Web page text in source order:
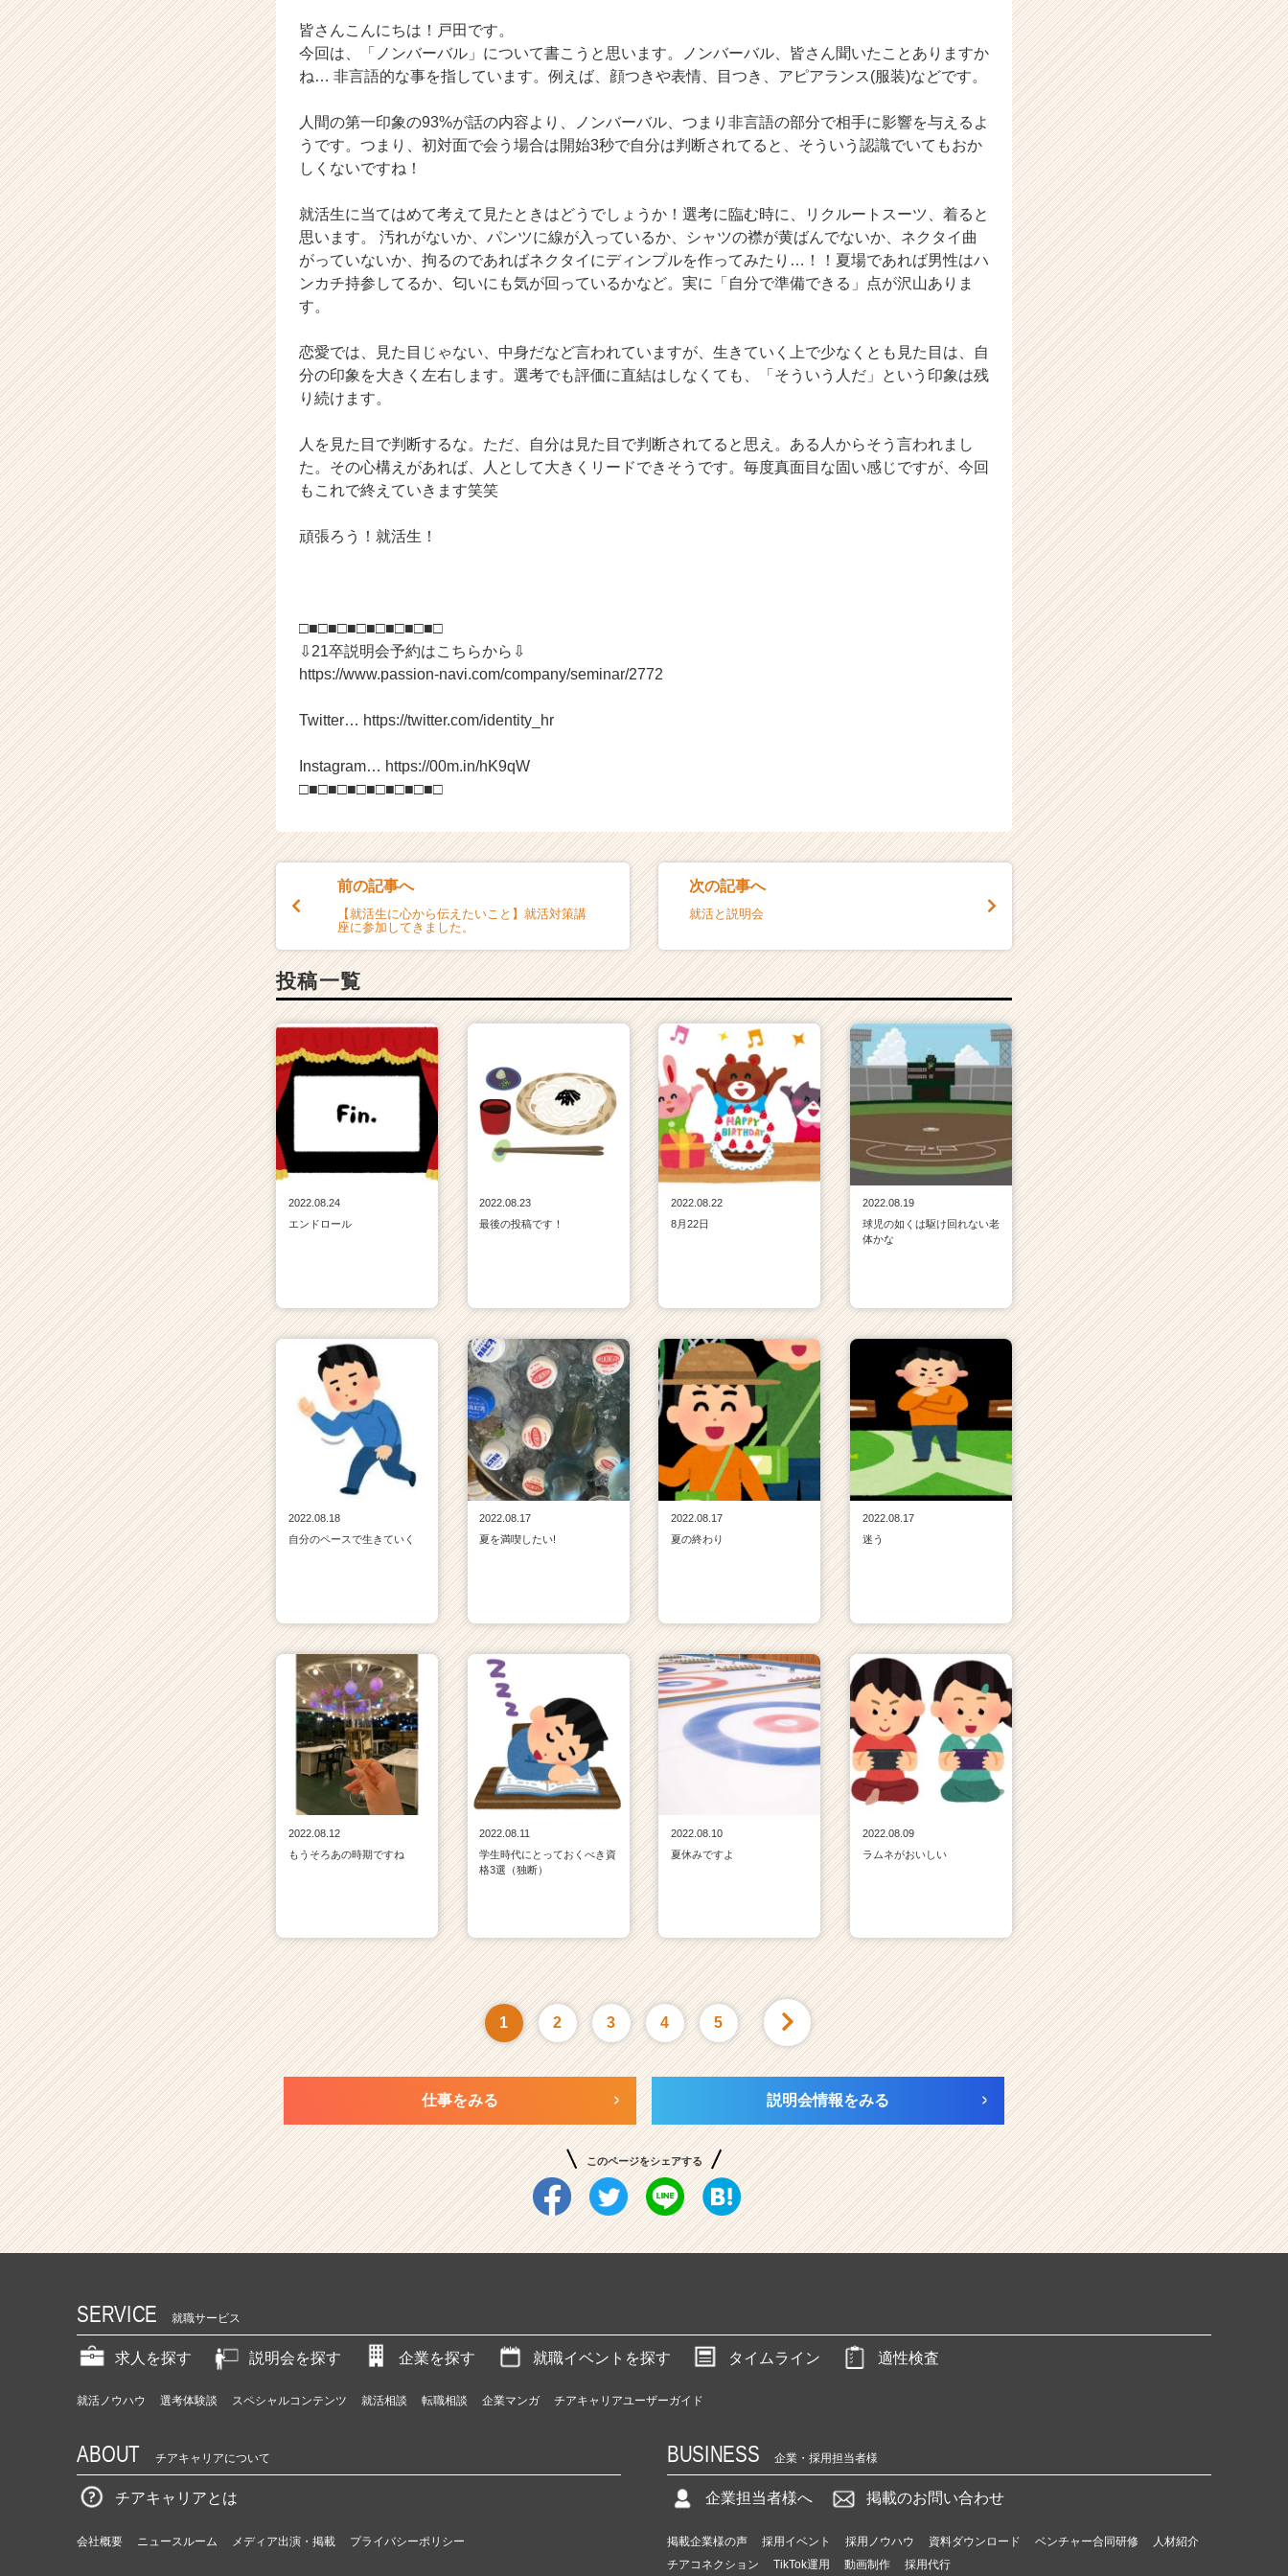
皆さんこんにちは！戸田です。
今回は、「ノンバーバル」について書こうと思います。ノンバーバル、皆さん聞いたことありますか
ね… 非言語的な事を指しています。例えば、顔つきや表情、目つき、アピアランス(服装)などです。
人間の第一印象の93%が話の内容より、ノンバーバル、つまり非言語の部分で相手に影響を与えるよ
うです。つまり、初対面で会う場合は開始3秒で自分は判断されてると、そういう認識でいてもおか
しくないですね！
就活生に当てはめて考えて見たときはどうでしょうか！選考に臨む時に、リクルートスーツ、着ると
思います。 汚れがないか、パンツに線が入っているか、シャツの襟が黄ばんでないか、ネクタイ曲
がっていないか、拘るのであればネクタイにディンプルを作ってみたり…！！夏場であれば男性はハ
ンカチ持参してるか、匂いにも気が回っているかなど。実に「自分で準備できる」点が沢山ありま
す。
恋愛では、見た目じゃない、中身だなど言われていますが、生きていく上で少なくとも見た目は、自
分の印象を大きく左右します。選考でも評価に直結はしなくても、「そういう人だ」という印象は残
り続けます。
人を見た目で判断するな。ただ、自分は見た目で判断されてると思え。ある人からそう言われまし
た。その心構えがあれば、人として大きくリードできそうです。毎度真面目な固い感じですが、今回
もこれで終えていきます笑笑
頑張ろう！就活生！
□■□■□■□■□■□■□■□
⇩21卒説明会予約はこちらから⇩
https://www.passion-navi.com/company/seminar/2772
Twitter… https://twitter.com/identity_hr
Instagram… https://00m.in/hK9qW
□■□■□■□■□■□■□■□
前の記事へ
【就活生に心から伝えたいこと】就活対策講
座に参加してきました。
次の記事へ
就活と説明会
投稿一覧
2022.08.24
エンドロール
2022.08.23
最後の投稿です！
2022.08.22
8月22日
2022.08.19
球児の如くは駆け回れない老
体かな
2022.08.18
自分のペースで生きていく
2022.08.17
夏を満喫したい!
2022.08.17
夏の終わり
2022.08.17
迷う
2022.08.12
もうそろあの時期ですね
2022.08.11
学生時代にとっておくべき資
格3選（独断）
2022.08.10
夏休みですよ
2022.08.09
ラムネがおいしい
1 2 3 4 5
仕事をみる 説明会情報をみる
このページをシェアする
SERVICE 就職サービス
求人を探す 説明会を探す 企業を探す 就職イベントを探す タイムライン 適性検査
就活ノウハウ 選考体験談 スペシャルコンテンツ 就活相談 転職相談 企業マンガ チアキャリアユーザーガイド
ABOUT チアキャリアについて
チアキャリアとは
会社概要 ニュースルーム メディア出演・掲載 プライバシーポリシー
BUSINESS 企業・採用担当者様
企業担当者様へ 掲載のお問い合わせ
掲載企業様の声 採用イベント 採用ノウハウ 資料ダウンロード ベンチャー合同研修
人材紹介
チアコネクション
TikTok運用 動画制作 採用代行